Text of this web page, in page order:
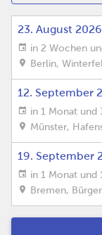
23. August 2026
in 2 Wochen
Berlin,
12. September
in 1 Monat und
Münster,
19. September
in 1 Monat und
Bremen,